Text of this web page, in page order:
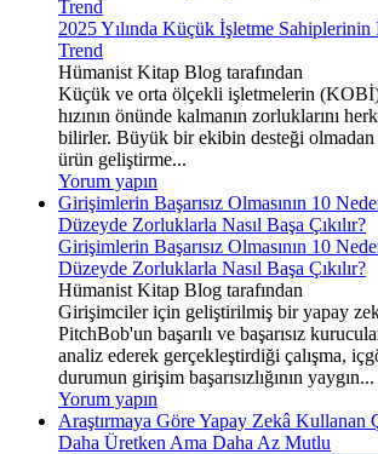
Trend
2025 Yılında Küçük İşletme Sahiplerinin
Trend
Hümanist Kitap Blog tarafından
Küçük ve orta ölçekli işletmelerin
hızının önünde kalmanın zorluklarını
bilirler. Büyük bir ekibin desteği
ürün geliştirme...
Yorum yapın
Girişimlerin Başarısız Olmasının 10
Düzeyde Zorluklarla Nasıl Başa Çıkılır?
Girişimlerin Başarısız Olmasının 10
Düzeyde Zorluklarla Nasıl Başa Çıkılır?
Hümanist Kitap Blog tarafından
Girişimciler için geliştirilmiş bir yapay
PitchBob'un başarılı ve başarısız
analiz ederek gerçekleştirdiği çalışma,
durumun girişim başarısızlığının yaygın...
Yorum yapın
Araştırmaya Göre Yapay Zekâ Kullanan
Daha Üretken Ama Daha Az Mutlu